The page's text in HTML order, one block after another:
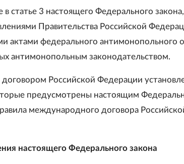
статье 3 настоящего Федерального
Правительства Российской
актами федерального антимонопольного
антимонопольным законодательством.
Российской Федерации
предусмотрены настоящим
международного договора
настоящего Федерального закона